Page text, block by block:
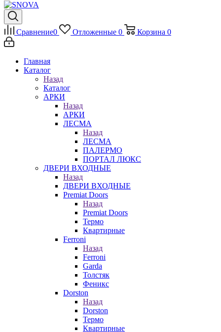
Сравнение0 Отложенные 0 Корзина 0
Главная
Каталог
Назад
Каталог
АРКИ
Назад
АРКИ
ЛЕСМА
Назад
ЛЕСМА
ПАЛЕРМО
ПОРТАЛ ЛЮКС
ДВЕРИ ВХОДНЫЕ
Назад
ДВЕРИ ВХОДНЫЕ
Premiat Doors
Назад
Premiat Doors
Термо
Квартирные
Ferroni
Назад
Ferroni
Garda
Толстяк
Феникс
Dorston
Назад
Dorston
Термо
Квартирные